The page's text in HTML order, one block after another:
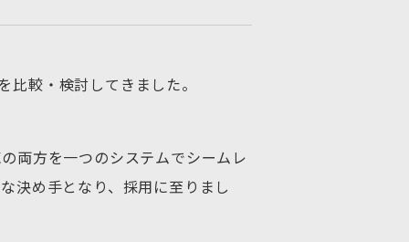
較・検討してきました。
両方を一つのシステムでシームレ
決め手となり、採用に至りまし